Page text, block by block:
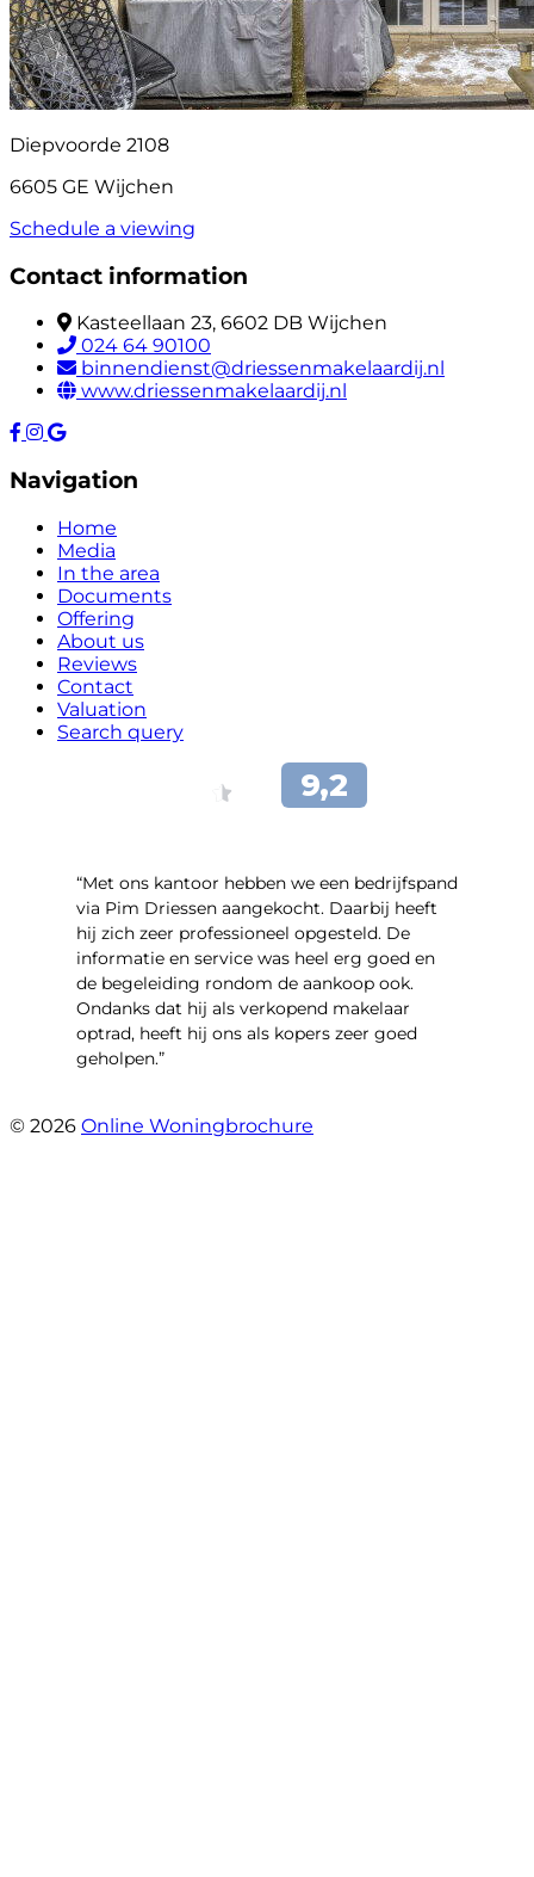
Diepvoorde 2108
6605 GE Wijchen
Schedule a viewing
Contact information
Kasteellaan 23, 6602 DB Wijchen
024 64 90100
binnendienst@driessenmakelaardij.nl
www.driessenmakelaardij.nl
Navigation
Home
Media
In the area
Documents
Offering
About us
Reviews
Contact
Valuation
Search query
“Met ons kantoor hebben we een bedrijfspand
via Pim Driessen aangekocht. Daarbij heeft
hij zich zeer professioneel opgesteld. De
informatie en service was heel erg goed en
de begeleiding rondom de aankoop ook.
Ondanks dat hij als verkopend makelaar
optrad, heeft hij ons als kopers zeer goed
geholpen.”
© 2026 Online Woningbrochure